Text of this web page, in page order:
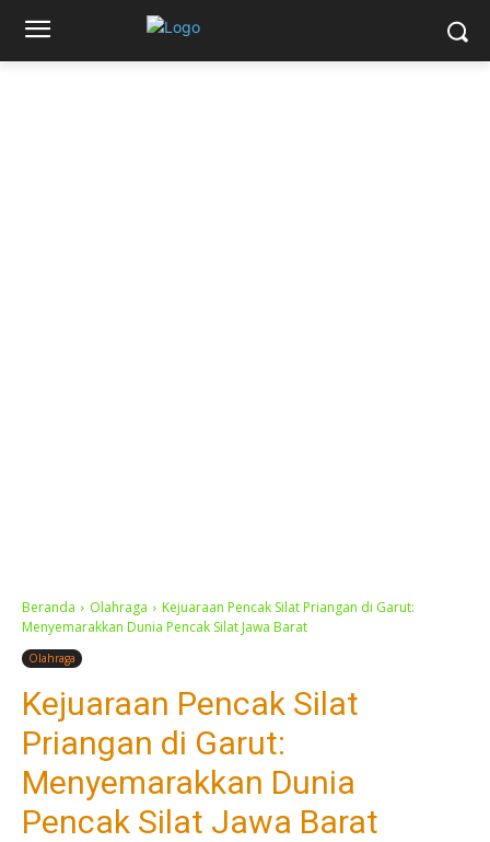
Beranda Olahraga
Kejuaraan Pencak Silat Priangan di Garut:
Menyemarakkan Dunia Pencak Silat Jawa Barat
Olahraga
Kejuaraan Pencak Silat
Priangan di Garut:
Menyemarakkan Dunia
Pencak Silat Jawa Barat